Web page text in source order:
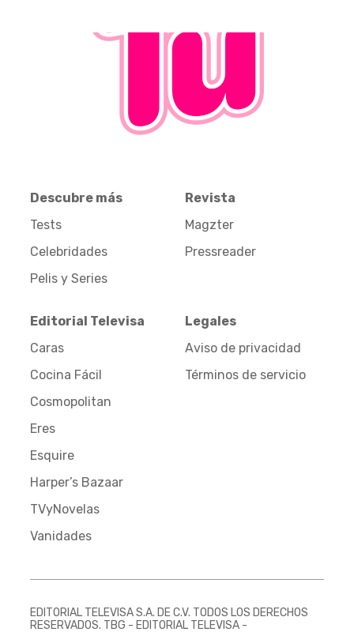
Descubre más
Tests
Celebridades
Pelis y Series
Revista
Magzter
Pressreader
Editorial Televisa
Caras
Cocina Fácil
Cosmopolitan
Eres
Esquire
Harper’s Bazaar
TVyNovelas
Vanidades
Legales
Aviso de privacidad
Términos de servicio
EDITORIAL TELEVISA S.A. DE C.V. TODOS LOS DERECHOS
RESERVADOS. TBG - EDITORIAL TELEVISA -